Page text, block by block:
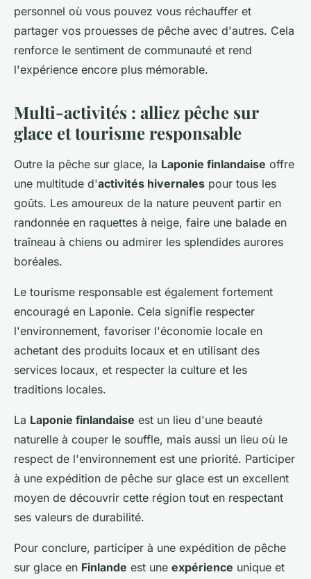
personnel où vous pouvez vous réchauffer et
partager vos prouesses de pêche avec d'autres. Cela
renforce le sentiment de communauté et rend
l'expérience encore plus mémorable.
Multi-activités : alliez pêche sur
glace et tourisme responsable
Outre la pêche sur glace, la Laponie finlandaise offre
une multitude d'activités hivernales pour tous les
goûts. Les amoureux de la nature peuvent partir en
randonnée en raquettes à neige, faire une balade en
traîneau à chiens ou admirer les splendides aurores
boréales.
Le tourisme responsable est également fortement
encouragé en Laponie. Cela signifie respecter
l'environnement, favoriser l'économie locale en
achetant des produits locaux et en utilisant des
services locaux, et respecter la culture et les
traditions locales.
La Laponie finlandaise est un lieu d'une beauté
naturelle à couper le souffle, mais aussi un lieu où le
respect de l'environnement est une priorité. Participer
à une expédition de pêche sur glace est un excellent
moyen de découvrir cette région tout en respectant
ses valeurs de durabilité.
Pour conclure, participer à une expédition de pêche
sur glace en Finlande est une expérience unique et